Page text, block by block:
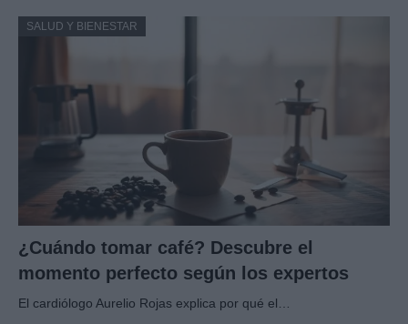
SALUD Y BIENESTAR
¿Cuándo tomar café? Descubre el
momento perfecto según los expertos
El cardiólogo Aurelio Rojas explica por qué el…